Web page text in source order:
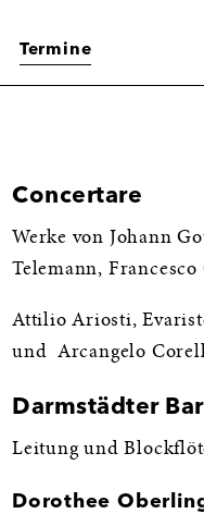
Termine
Informationen
Concertare
Werke von Johann
Telemann,
Attilio Ariosti,
und Arcangelo
Darmstädter
Leitung und
Dorothee